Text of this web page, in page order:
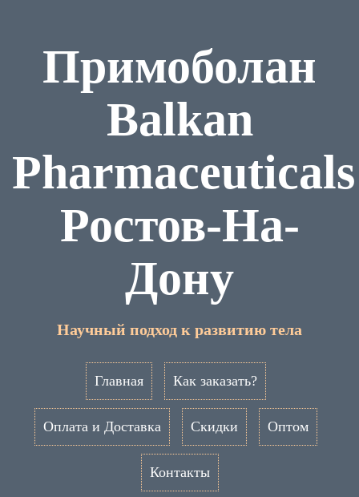
Примоболан
Balkan
Pharmaceuticals
Ростов-На-
Дону
Научный подход к развитию тела
Главная Как заказать?
Оплата и Доставка Скидки Оптом
Контакты